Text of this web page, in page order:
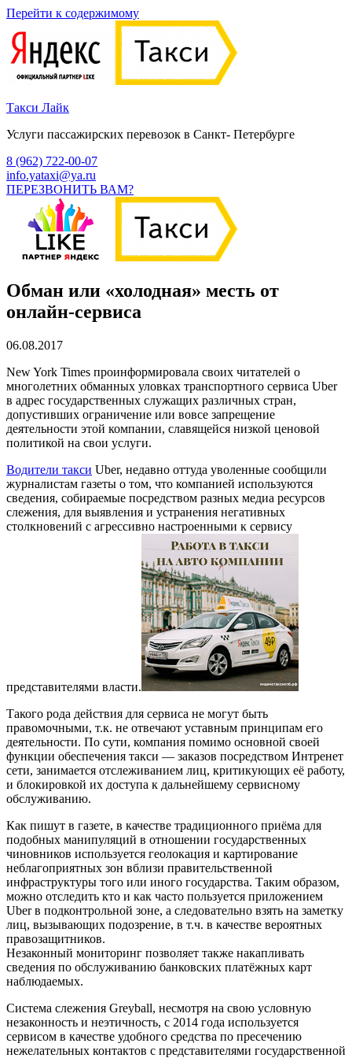
Перейти к содержимому
Такси Лайк
Услуги пассажирских перевозок в Санкт- Петербурге
8 (962) 722-00-07
info.yataxi@ya.ru
ПЕРЕЗВОНИТЬ ВАМ?
Обман или «холодная» месть от
онлайн-сервиса
06.08.2017
New York Times проинформировала своих читателей о
многолетних обманных уловках транспортного сервиса Uber
в адрес государственных служащих различных стран,
допустивших ограничение или вовсе запрещение
деятельности этой компании, славящейся низкой ценовой
политикой на свои услуги.
Водители такси Uber, недавно оттуда уволенные сообщили
журналистам газеты о том, что компанией используются
сведения, собираемые посредством разных медиа ресурсов
слежения, для выявления и устранения негативных
столкновений с агрессивно настроенными к сервису
представителями власти.
Такого рода действия для сервиса не могут быть
правомочными, т.к. не отвечают уставным принципам его
деятельности. По сути, компания помимо основной своей
функции обеспечения такси — заказов посредством Интренет
сети, занимается отслеживанием лиц, критикующих её работу,
и блокировкой их доступа к дальнейшему сервисному
обслуживанию.
Как пишут в газете, в качестве традиционного приёма для
подобных манипуляций в отношении государственных
чиновников используется геолокация и картирование
неблагоприятных зон вблизи правительственной
инфраструктуры того или иного государства. Таким образом,
можно отследить кто и как часто пользуется приложением
Uber в подконтрольной зоне, а следовательно взять на заметку
лиц, вызывающих подозрение, в т.ч. в качестве вероятных
правозащитников.
Незаконный мониторинг позволяет также накапливать
сведения по обслуживанию банковских платёжных карт
наблюдаемых.
Система слежения Greyball, несмотря на свою условную
незаконность и неэтичность, с 2014 года используется
сервисом в качестве удобного средства по пресечению
нежелательных контактов с представителями государственной